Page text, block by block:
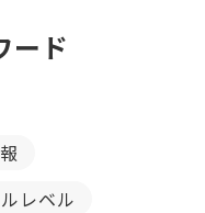
ード
レベル